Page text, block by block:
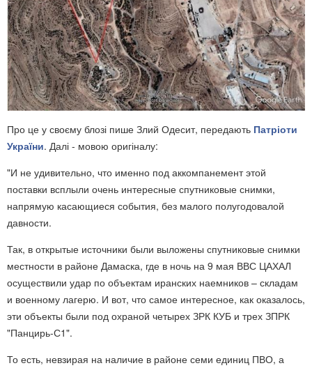
Про це у своєму блозі пише Злий Одесит, передають Патріоти
України. Далі - мовою оригіналу:
"И не удивительно, что именно под аккомпанемент этой
поставки всплыли очень интересные спутниковые снимки,
напрямую касающиеся события, без малого полугодовалой
давности.
Так, в открытые источники были выложены спутниковые снимки
местности в районе Дамаска, где в ночь на 9 мая ВВС ЦАХАЛ
осуществили удар по объектам иранских наемников – складам
и военному лагерю. И вот, что самое интересное, как оказалось,
эти объекты были под охраной четырех ЗРК КУБ и трех ЗПРК
"Панцирь-С1".
То есть, невзирая на наличие в районе семи единиц ПВО, а